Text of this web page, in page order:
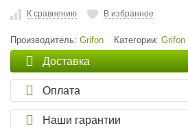
К сравнению В избранное
Производитель: Grifon Категории: Grifon
Доставка
Оплата
Наши гарантии